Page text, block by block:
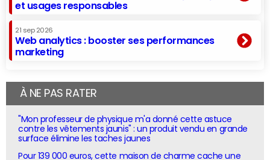
et usages responsables
21 sep 2026
Web analytics : booster ses performances
marketing
À NE PAS RATER
"Mon professeur de physique m'a donné cette astuce
contre les vêtements jaunis" : un produit vendu en grande
surface élimine les taches jaunes
Pour 139 000 euros, cette maison de charme cache une